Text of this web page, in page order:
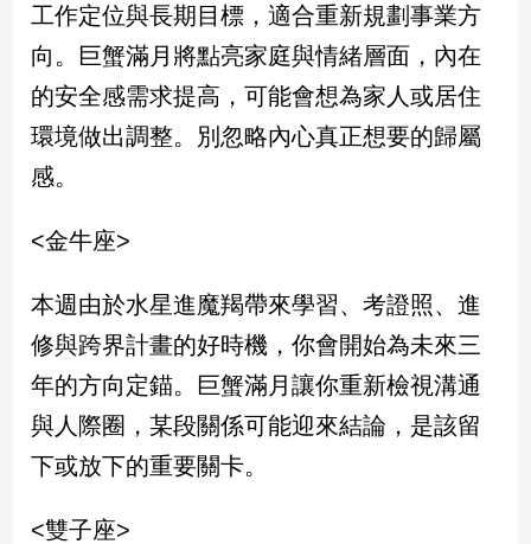
焦
觀
岸/
國
社
會/
方
新
冠
病
專
工作定位與長期目標，適合重新規劃事業方
向。巨蟹滿月將點亮家庭與情緒層面，內在
的安全感需求提高，可能會想為家人或居住
環境做出調整。別忽略內心真正想要的歸屬
感。
<金牛座>
本週由於水星進魔羯帶來學習、考證照、進
修與跨界計畫的好時機，你會開始為未來三
年的方向定錨。巨蟹滿月讓你重新檢視溝通
與人際圈，某段關係可能迎來結論，是該留
下或放下的重要關卡。
<雙子座>